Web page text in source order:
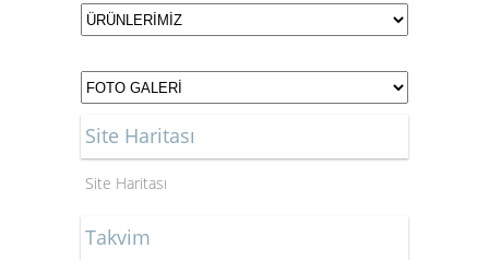
Site Haritası
Site Haritası
Takvim